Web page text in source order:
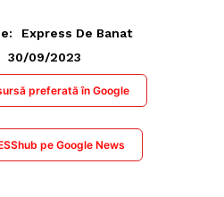
Express De Banat
30/09/2023
preferată în Google
pe Google News